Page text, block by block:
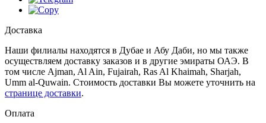
Доставка
Наши филиалы находятся в Дубае и Абу Даби, но мы также
осуществляем доставку заказов и в другие эмираты ОАЭ. В
том числе Ajman, Al Ain‎, Fujairah, Ras Al Khaimah, Sharjah,
Umm al-Quwain. Стоимость доставки Вы можете уточнить на
странице доставки.
Оплата